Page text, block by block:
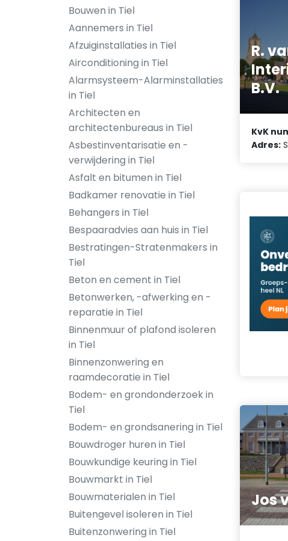
Bouwen in Tiel
Aannemers in Tiel
Afzuiginstallaties in Tiel
Airconditioning in Tiel
Alarmsysteem-Alarminstallaties
in Tiel
Architecten en
architectenbureaus in Tiel
Asbestinventarisatie en -
verwijdering in Tiel
Asfalt en bitumen in Tiel
Badkamer renovatie in Tiel
Behangers in Tiel
Bespaaradvies aan huis in Tiel
Bestratingen-Stratenmakers in
Tiel
Beton en cement in Tiel
Betonwerken, -afwerking en -
reparatie in Tiel
Binnenmuur of plafond isoleren
in Tiel
Binnenzonwering en
raamdecoratie in Tiel
Bodem- en grondonderzoek in
Tiel
Bodem- en grondsanering in Tiel
Bouwdroger huren in Tiel
Bouwkundige keuring in Tiel
Bouwmarkt in Tiel
Bouwmaterialen in Tiel
Buitengevel isoleren in Tiel
Buitenzonwering in Tiel
R.
B.V.
KvK
Adres:
Jos